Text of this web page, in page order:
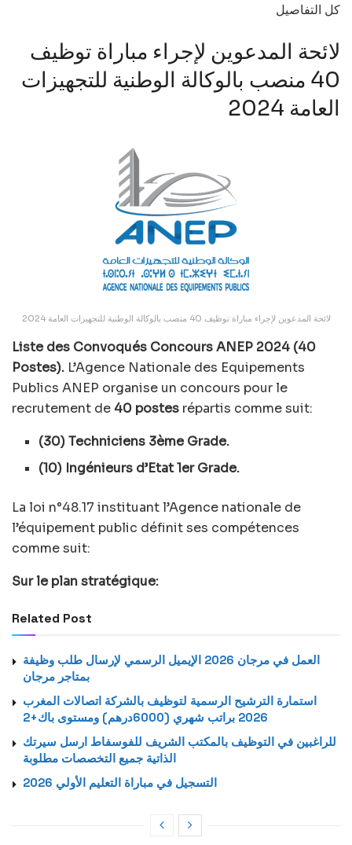
كل التفاصيل
لائحة المدعوين لإجراء مباراة توظيف
40 منصب بالوكالة الوطنية للتجهيزات
العامة 2024
لائحة المدعوين لإجراء مباراة توظيف 40 منصب بالوكالة الوطنية للتجهيزات العامة 2024
Liste des Convoqués Concours ANEP 2024 (40
Postes). L’Agence Nationale des Equipements
Publics ANEP organise un concours pour le
recrutement de 40 postes répartis comme suit:
(30) Techniciens 3ème Grade.
(10) Ingénieurs d’Etat 1er Grade.
La loi n°48.17 instituant l’Agence nationale de
l’équipement public définit ses compétences
comme suit:
Sur le plan stratégique:
Related Post
العمل في مرجان 2026 الإيميل الرسمي لإرسال طلب وظيفة
بمتاجر مرجان
استمارة الترشيح الرسمية لتوظيف بالشركة اتصالات المغرب
2026 براتب شهري (6000درهم) ومستوى باك+2
للراغبين في التوظيف بالمكتب الشريف للفوسفاط ارسل سيرتك
الذاتية جميع التخصصات مطلوبة
التسجيل في مباراة التعليم الأولي 2026